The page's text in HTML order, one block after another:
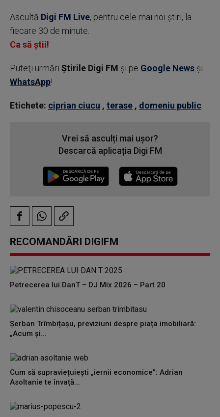
Ascultă Digi FM Live, pentru cele mai noi știri, la
fiecare 30 de minute.
Ca să știi!
Puteţi urmări Știrile Digi FM şi pe Google News şi
WhatsApp!
Etichete: ciprian ciucu , terase , domeniu public
Vrei să asculți mai ușor?
Descarcă aplicația Digi FM
RECOMANDĂRI DIGIFM
Petrecerea lui DanT – DJ Mix 2026 – Part 20
Șerban Trîmbițașu, previziuni despre piața imobiliară:
„Acum și...
Cum să supraviețuiești „iernii economice”: Adrian
Asoltanie te învață...